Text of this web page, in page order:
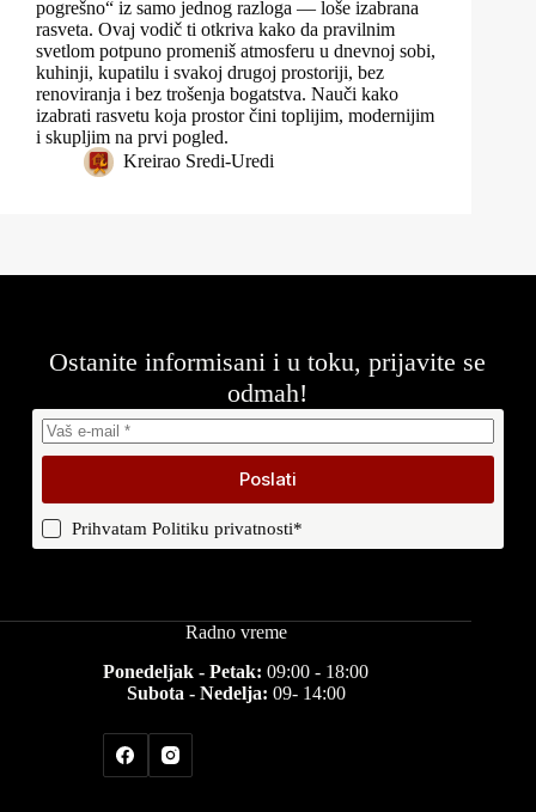
pogrešno“ iz samo jednog razloga — loše izabrana
rasveta. Ovaj vodič ti otkriva kako da pravilnim
svetlom potpuno promeniš atmosferu u dnevnoj sobi,
kuhinji, kupatilu i svakoj drugoj prostoriji, bez
renoviranja i bez trošenja bogatstva. Nauči kako
izabrati rasvetu koja prostor čini toplijim, modernijim
i skupljim na prvi pogled.
Kreirao Sredi-Uredi
Ostanite informisani i u toku, prijavite se
odmah!
Poslati
PrihvatamPolitiku privatnosti*
Radno vreme
Ponedeljak - Petak: 09:00 - 18:00
Subota - Nedelja: 09- 14:00